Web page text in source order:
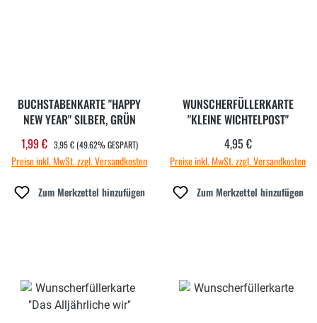
BUCHSTABENKARTE "HAPPY
NEW YEAR" SILBER, GRÜN
Verkaufspreis:
1,99 € REGULÄRER PREIS:
3,95 € (49.62% GESPART)
Preise inkl. MwSt. zzgl. Versandkosten
Zum Merkzettel hinzufügen
WUNSCHERFÜLLERKARTE
"KLEINE WICHTELPOST"
Regulärer Preis:
4,95 €
Preise inkl. MwSt. zzgl. Versandkosten
Zum Merkzettel hinzufügen